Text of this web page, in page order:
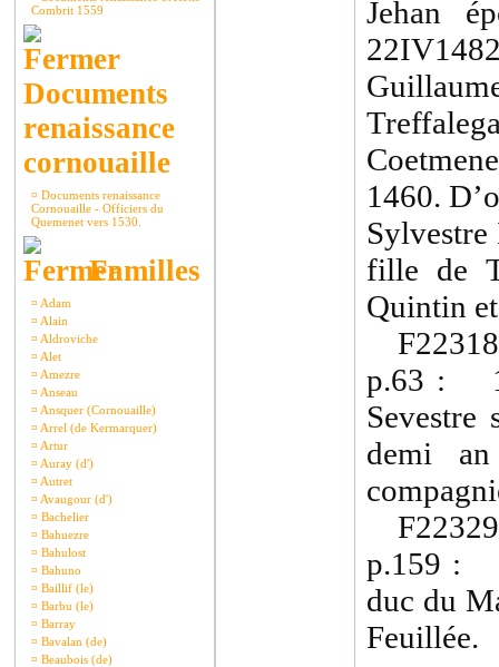
Combrit 1559
Documents
renaissance
cornouaille
¤ Documents renaissance
Cornouaille - Officiers du
Quemenet vers 1530.
Familles
¤ Adam
¤ Alain
¤ Aldroviche
¤ Alet
¤ Amezre
¤ Anseau
¤ Ansquer (Cornouaille)
¤ Arrel (de Kermarquer)
¤ Artur
¤ Auray (d')
¤ Autret
¤ Avaugour (d')
¤ Bachelier
¤ Bahuezre
¤ Bahulost
¤ Bahuno
¤ Baillif (le)
¤ Barbu (le)
¤ Barray
¤ Bavalan (de)
¤ Beaubois (de)
Jehan
1460.
fille de
Quintin
p.63 :
Sevestre
demi
p.159 :
duc du
Feuillée.